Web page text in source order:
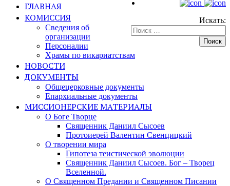
Искать:
ГЛАВНАЯ
КОМИССИЯ
Сведения об
организации
Персоналии
Храмы по викариатствам
НОВОСТИ
ДОКУМЕНТЫ
Общецерковные документы
Епархиальные документы
МИССИОНЕРСКИЕ МАТЕРИАЛЫ
О Боге Творце
Священник Даниил Сысоев
Протоиерей Валентин Свенцицкий
О творении мира
Гипотеза теистической эволюции
Священник Даниил Сысоев. Бог – Творец
Вселенной.
О Священном Предании и Священном Писании